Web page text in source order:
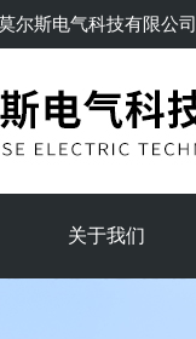
尔斯电气科技有限公司
关于我们